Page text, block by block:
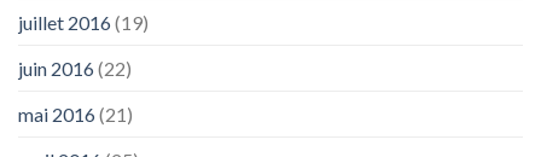
juillet 2016(19)
juin 2016(22)
mai 2016(21)